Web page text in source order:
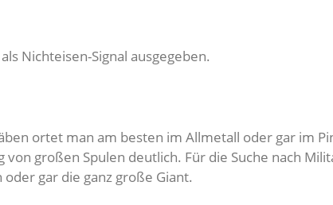
Nichteisen-Signal ausgegeben.
ortet man am besten im Allmetall oder gar im
großen Spulen deutlich. Für die Suche nach
gar die ganz große Giant.